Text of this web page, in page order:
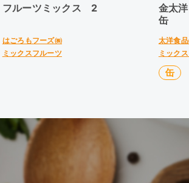
フルーツミックス 2
はごろもフーズ㈱
ミックスフルーツ
金太
缶
太洋食
ミック
缶